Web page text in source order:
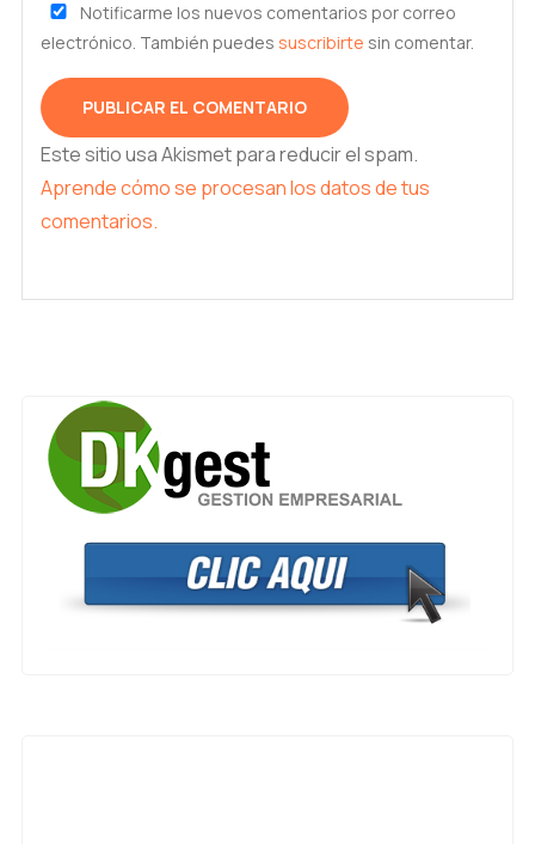
Notificarme los nuevos comentarios por correo
electrónico. También puedes suscribirte sin comentar.
Este sitio usa Akismet para reducir el spam.
Aprende cómo se procesan los datos de tus
comentarios.